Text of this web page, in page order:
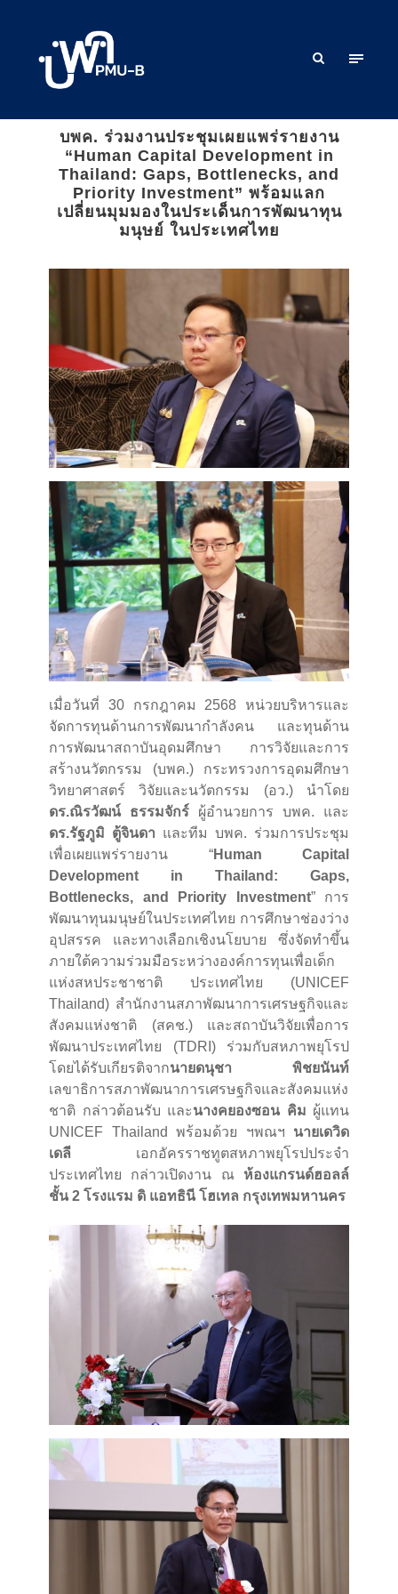
บพค. ร่วมงานประชุมเผยแพร่รายงาน
“Human Capital Development in
Thailand: Gaps, Bottlenecks, and
Priority Investment” พร้อมแลก
เปลี่ยนมุมมองในประเด็นการพัฒนาทุน
มนุษย์ ในประเทศไทย
เมื่อวันที่ 30 กรกฎาคม 2568 หน่วยบริหารและ
จัดการทุนด้านการพัฒนากำลังคน และทุนด้าน
การพัฒนาสถาบันอุดมศึกษา การวิจัยและการ
สร้างนวัตกรรม (บพค.) กระทรวงการอุดมศึกษา
วิทยาศาสตร์ วิจัยและนวัตกรรม (อว.) นำโดย
ดร.ณิรวัฒน์ ธรรมจักร์ ผู้อำนวยการ บพค. และ
ดร.รัฐภูมิ ตู้จินดา และทีม บพค. ร่วมการประชุม
เพื่อเผยแพร่รายงาน “Human Capital
Development in Thailand: Gaps,
Bottlenecks, and Priority Investment” การ
พัฒนาทุนมนุษย์ในประเทศไทย การศึกษาช่องว่าง
อุปสรรค และทางเลือกเชิงนโยบาย ซึ่งจัดทำขึ้น
ภายใต้ความร่วมมือระหว่างองค์การทุนเพื่อเด็ก
แห่งสหประชาชาติ ประเทศไทย (UNICEF
Thailand) สำนักงานสภาพัฒนาการเศรษฐกิจและ
สังคมแห่งชาติ (สคช.) และสถาบันวิจัยเพื่อการ
พัฒนาประเทศไทย (TDRI) ร่วมกับสหภาพยุโรป
โดยได้รับเกียรติจากนายดนุชา พิชยนันท์
เลขาธิการสภาพัฒนาการเศรษฐกิจและสังคมแห่ง
ชาติ กล่าวต้อนรับ และนางคยองซอน คิม ผู้แทน
UNICEF Thailand พร้อมด้วย ฯพณฯ นายเดวิด
เดลี เอกอัครราชทูตสหภาพยุโรปประจำ
ประเทศไทย กล่าวเปิดงาน ณ ห้องแกรนด์ฮอลล์
ชั้น 2 โรงแรม ดิ แอทธินี โฮเทล กรุงเทพมหานคร